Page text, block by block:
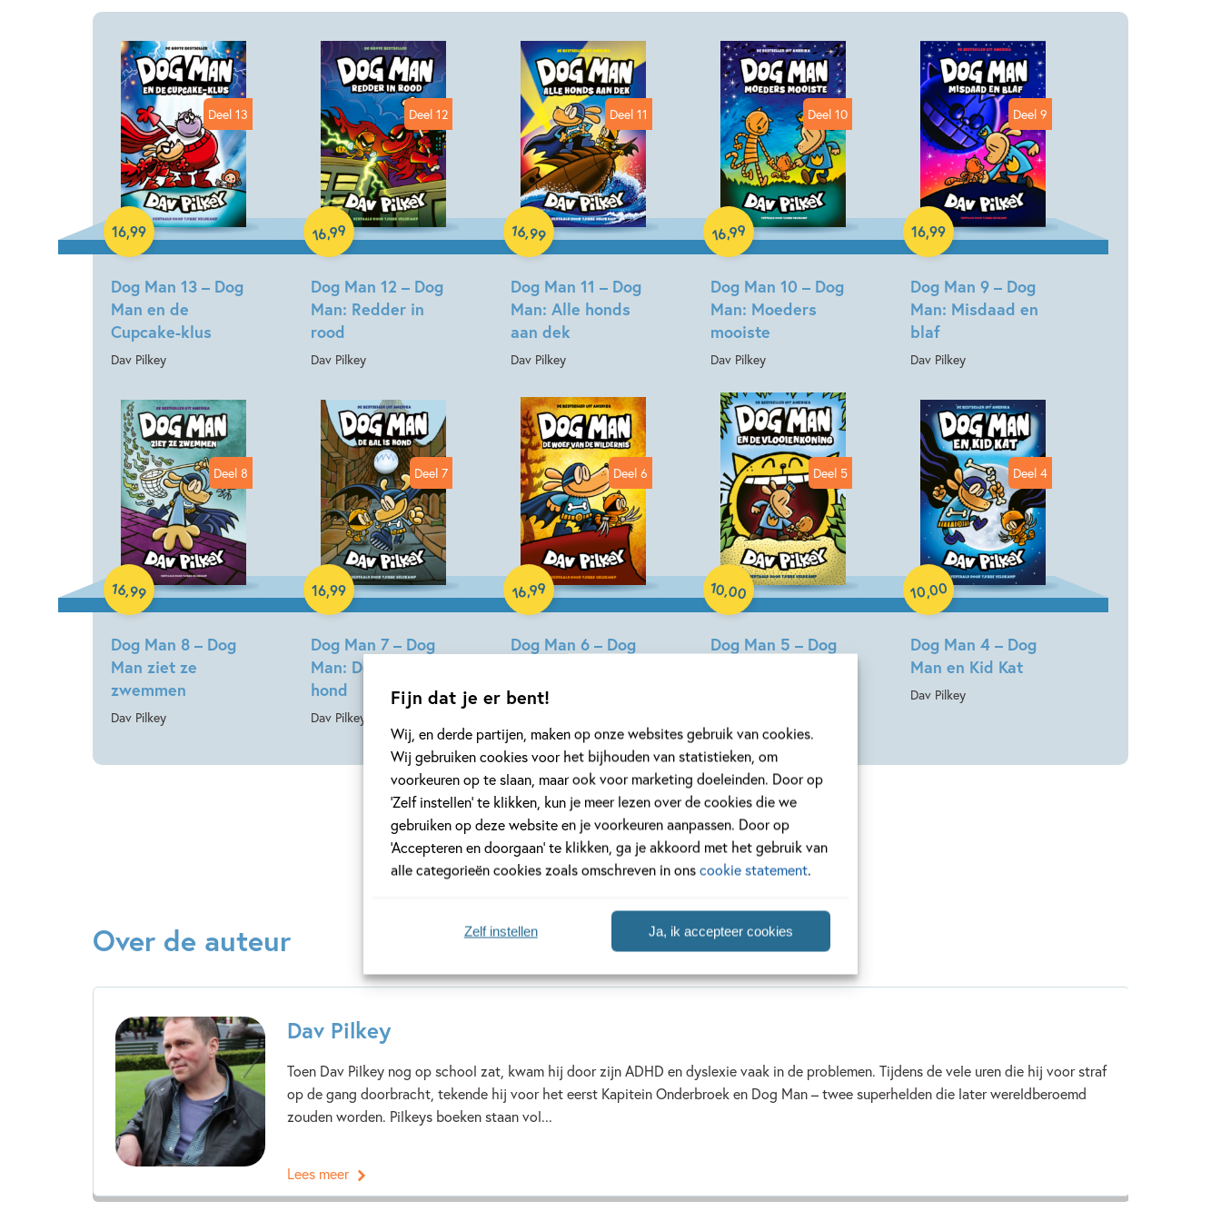
Fijn dat je er bent!
Wij, en derde partijen, maken op onze websites gebruik van cookies.
Wij gebruiken cookies voor het bijhouden van statistieken, om
voorkeuren op te slaan, maar ook voor marketing doeleinden. Door op
‘Zelf instellen’ te klikken, kun je meer lezen over de cookies die we
gebruiken op deze website en je voorkeuren aanpassen. Door op
‘Accepteren en doorgaan’ te klikken, ga je akkoord met het gebruik van
alle categorieën cookies zoals omschreven in onscookie statement.
Ja, ik accepteer cookies
Zelf instellen
Uitgever:
Condor
Verschijningsdatum: 20-10-2026
Kenmerken van dit boek
12+ jaar 7 – 9 jaar 9 – 12 jaar
Actie & avontuur
Familie & gezin
Graphic novel/extra veel beeld Humor
Deel 13
Dog Man 13 – Dog
Man en de
Cupcake-klus
Dav Pilkey
16,99
Hardcover
Deel 12
Dog Man 12 – Dog
Man: Redder in
rood
Dav Pilkey
16,99
Hardcover
Deel 11
Dog Man 11 – Dog
Man: Alle honds
aan dek
Dav Pilkey
16,99
Hardcover
Deel 10
Dog Man 10 – Dog
Man: Moeders
mooiste
Dav Pilkey
16,99
Hardcover
Deel 9
Dog Man 9 – Dog
Man: Misdaad en
blaf
Dav Pilkey
16,99
Hardcover
Deel 8
Dog Man 8 – Dog
Man ziet ze
zwemmen
Dav Pilkey
16,99
Hardcover
Deel 7
Dog Man 7 – Dog
Man: De bal is
hond
Dav Pilkey
16,99
Hardcover
Deel 6
Dog Man 6 – Dog
de wildernis
16,99
Hardcover
Deel 5
Dog Man 5 – Dog
10,00
Paperback
Deel 4
Dog Man 4 – Dog
Man en Kid Kat
Dav Pilkey
10,00
Paperback
Meer over deze serie
Over de auteur
Dav Pilkey
Toen Dav Pilkey nog op school zat, kwam hij door zijn ADHD en dyslexie vaak in de problemen. Tijdens de vele uren die hij voor straf
op de gang doorbracht, tekende hij voor het eerst Kapitein Onderbroek en Dog Man – twee superhelden die later wereldberoemd
zouden worden. Pilkeys boeken staan vol...
Lees meer